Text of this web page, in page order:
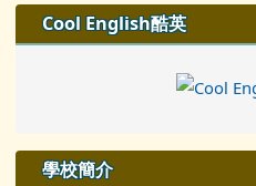
左邊區域內容
Cool English酷英
學校簡介